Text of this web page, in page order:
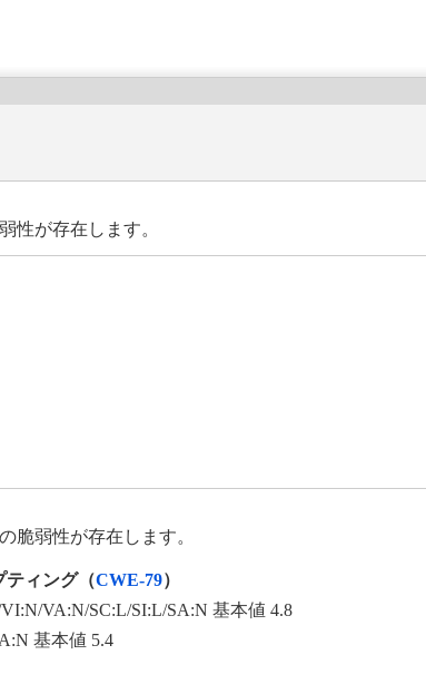
性が存在します。
脆弱性が存在します。
ティング（CWE-79）
VA:N/SC:L/SI:L/SA:N 基本値 4.8
基本値 5.4